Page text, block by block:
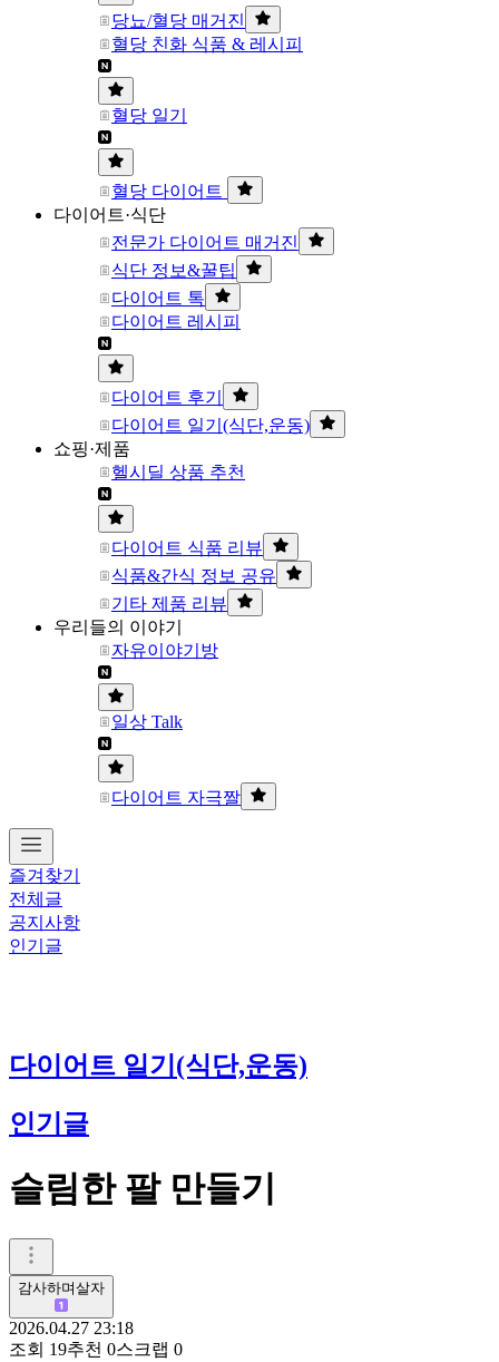
당뇨/혈당 매거진
혈당 친화 식품 & 레시피
혈당 일기
혈당 다이어트
다이어트·식단
전문가 다이어트 매거진
식단 정보&꿀팁
다이어트 톡
다이어트 레시피
다이어트 후기
다이어트 일기(식단,운동)
쇼핑·제품
헬시딜 상품 추천
다이어트 식품 리뷰
식품&간식 정보 공유
기타 제품 리뷰
우리들의 이야기
자유이야기방
일상 Talk
다이어트 자극짤
즐겨찾기
전체글
공지사항
인기글
다이어트 일기(식단,운동)
인기글
슬림한 팔 만들기
감사하며살자
2026.04.27 23:18
조회 19추천 0스크랩 0